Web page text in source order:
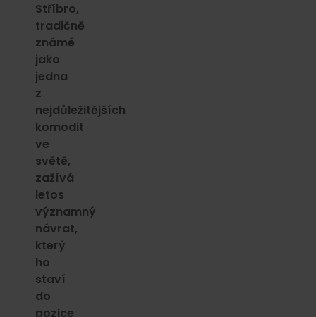
Stříbro,
tradičně
známé
jako
jedna
z
nejdůležitějších
komodit
ve
světě,
zažívá
letos
významný
návrat,
který
ho
staví
do
pozice